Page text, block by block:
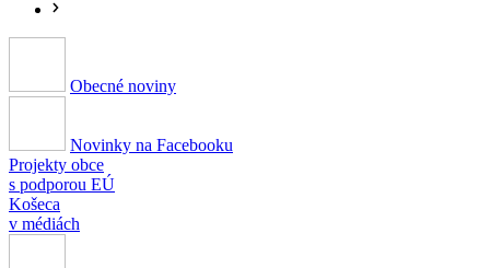
Obecné noviny
Novinky na Facebooku
Projekty obce
s podporou EÚ
Košeca
v médiách